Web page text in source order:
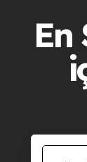
En